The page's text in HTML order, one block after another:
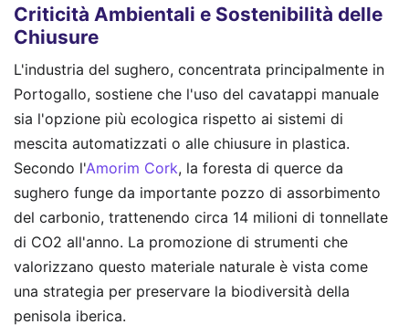
Criticità Ambientali e Sostenibilità delle
Chiusure
L'industria del sughero, concentrata principalmente in
Portogallo, sostiene che l'uso del cavatappi manuale
sia l'opzione più ecologica rispetto ai sistemi di
mescita automatizzati o alle chiusure in plastica.
Secondo l'Amorim Cork, la foresta di querce da
sughero funge da importante pozzo di assorbimento
del carbonio, trattenendo circa 14 milioni di tonnellate
di CO2 all'anno. La promozione di strumenti che
valorizzano questo materiale naturale è vista come
una strategia per preservare la biodiversità della
penisola iberica.